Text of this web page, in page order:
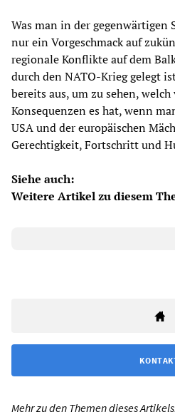
Was man in der
nur ein Vorgeschmack auf
regionale Konflikte auf dem
durch den NATO-Krieg gelegt
bereits aus, um zu sehen, welch
Konsequenzen es hat, wenn
USA und der europäischen
Gerechtigkeit, Fortschritt und
Siehe auch:
Weitere Artikel zu diesem
Mehr zu den Themen dieses